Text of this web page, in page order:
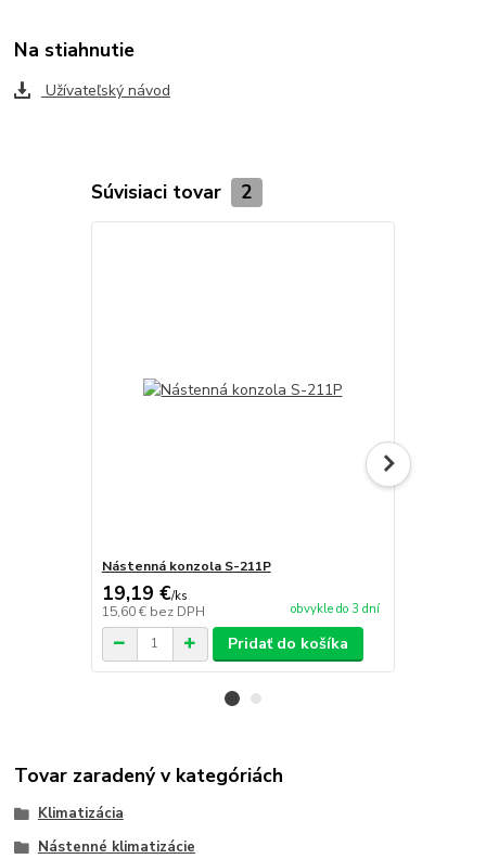
Na stiahnutie
Užívateľský návod
Súvisiaci tovar 2
Nástenná konzola S-211P
19,19 €/ks
15,60 € bez DPH obvykle do 3 dní
Pridať do košíka
Tovar zaradený v kategóriách
Klimatizácia
Nástenné klimatizácie